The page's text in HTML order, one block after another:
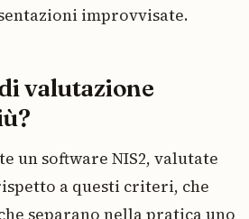
improvvisate.
valutazione
un software NIS2, valutate
a questi criteri, che
separano nella pratica uno